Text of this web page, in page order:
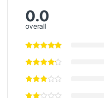
0.0
overall